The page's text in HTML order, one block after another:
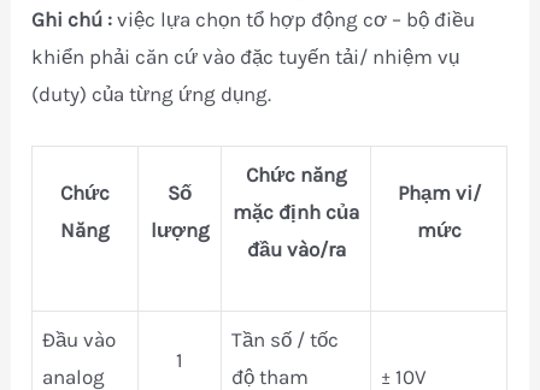
Ghi chú :việc lựa chọn tổ hợp động cơ – bộ điều
khiển phải căn cứ vào đặc tuyến tải/ nhiệm vụ
(duty) của từng ứng dụng.
Chức
Năng
Số
lượng
Chức năng
mặc định của
đầu vào/ra
Phạm vi/
mức
Đầu vào
analog
1
Tần số / tốc
độ tham
± 10V